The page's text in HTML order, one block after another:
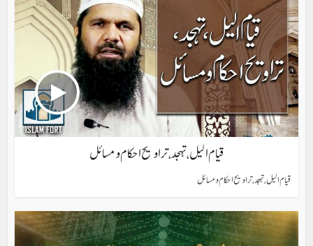
قیام الیل، تہجد، تراویح احکام و مسائل
قیام الیل، تہجد، تراویح احکام و مسائل